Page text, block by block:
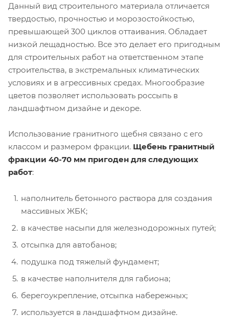
Данный вид строительного материала отличается
твердостью, прочностью и морозостойкостью,
превышающей 300 циклов оттаивания. Обладает
низкой лещадностью. Все это делает его пригодным
для строительных работ на ответственном этапе
строительства, в экстремальных климатических
условиях и в агрессивных средах. Многообразие
цветов позволяет использовать россыпь в
ландшафтном дизайне и декоре.
Использование гранитного щебня связано с его
классом и размером фракции. Щебень гранитный
фракции 40-70 мм пригоден для следующих
работ:
наполнитель бетонного раствора для создания
массивных ЖБК;
в качестве насыпи для железнодорожных путей;
отсыпка для автобанов;
подушка под тяжелый фундамент;
в качестве наполнителя для габиона;
берегоукрепление, отсыпка набережных;
используется в ландшафтном дизайне.